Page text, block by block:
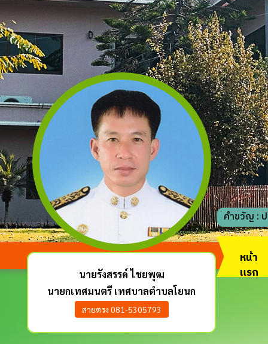
นายรังสรรค์ ไชยพุฒ
นายกเทศมนตรี เทศบาลตำบลโยนก
สายตรง 081-5305793
คำขวัญ :
หน้า
แรก